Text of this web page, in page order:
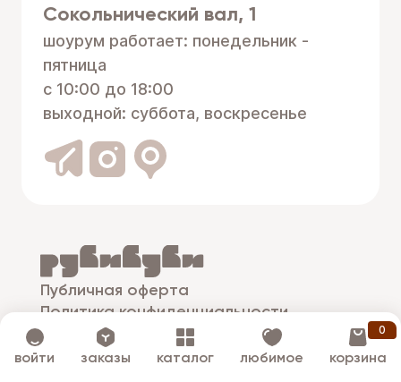
Сокольнический вал, 1
шоурум работает: понедельник -
пятница
с 10:00 до 18:00
выходной: суббота, воскресенье
Публичная оферта
Политика конфиденциальности
© рубибуби
войти заказы каталог любимое
0
корзина